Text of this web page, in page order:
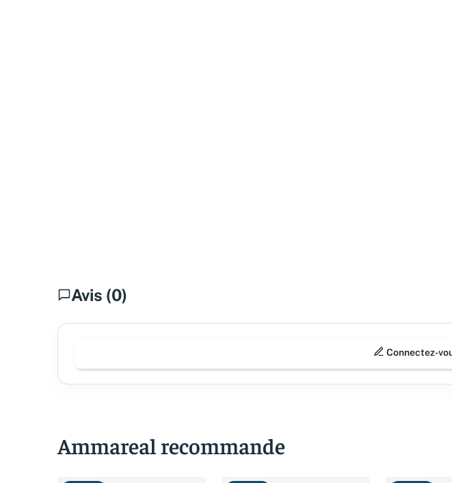
Avis (0)
Connectez-
Ammareal recommande